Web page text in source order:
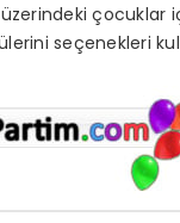
çocuklar
seçenekleri